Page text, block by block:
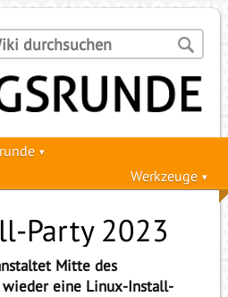
Werkzeuge
Party 2023
Mitte des
eine Linux-Install-